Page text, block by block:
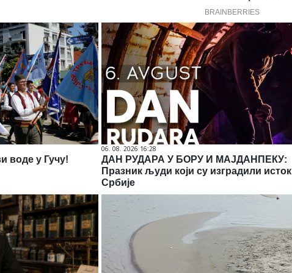
воде у Гучу!
06. 08. 2026 16:28
ДАН РУДАРА У БОРУ И МАЈДАНПЕКУ:
Празник људи који су изградили исток
Србије